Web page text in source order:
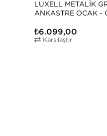
LUXELL METALIK
ANKASTRE OCAK -
₺6.099,00
Karşılaştır